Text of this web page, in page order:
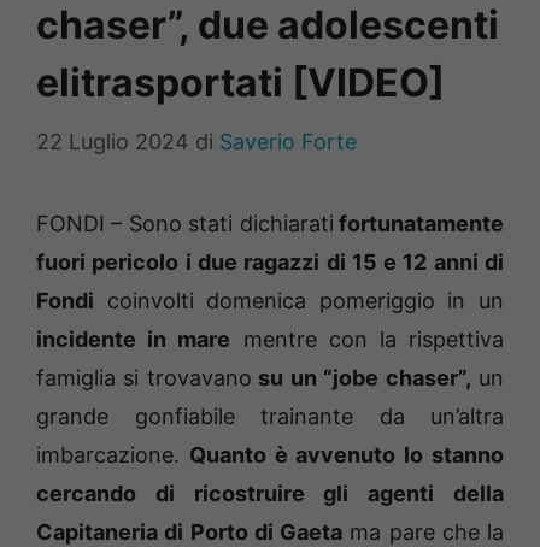
chaser”, due adolescenti
elitrasportati [VIDEO]
22 Luglio 2024 di Saverio Forte
FONDI – Sono stati dichiarati fortunatamente
fuori pericolo i due ragazzi di 15 e 12 anni di
Fondi coinvolti domenica pomeriggio in un
incidente in mare mentre con la rispettiva
famiglia si trovavano su un “jobe chaser”, un
grande gonfiabile trainante da un’altra
imbarcazione. Quanto è avvenuto lo stanno
cercando di ricostruire gli agenti della
Capitaneria di Porto di Gaeta ma pare che la